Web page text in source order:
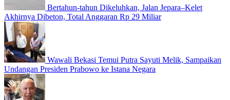
Bertahun-tahun Dikeluhkan, Jalan Jepara–Kelet
Akhirnya Dibeton, Total Anggaran Rp 29 Miliar
Wawali Bekasi Temui Putra Sayuti Melik, Sampaikan
Undangan Presiden Prabowo ke Istana Negara